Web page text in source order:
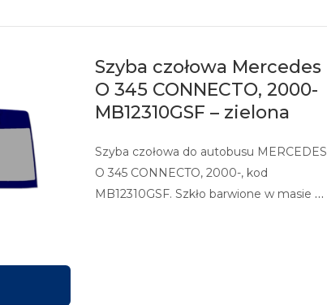
Szyba czołowa Mercedes
O 345 CONNECTO, 2000-
MB12310GSF – zielona
Szyba czołowa do autobusu MERCEDES
O 345 CONNECTO, 2000-, kod
MB12310GSF. Szkło barwione w masie na